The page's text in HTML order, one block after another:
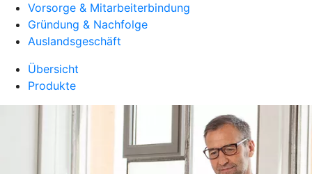
Vorsorge & Mitarbeiterbindung
Gründung & Nachfolge
Auslandsgeschäft
Übersicht
Produkte